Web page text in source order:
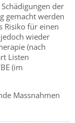
der
gemacht werden
Risiko für einen
wieder
(nach
Listen
(im
Massnahmen